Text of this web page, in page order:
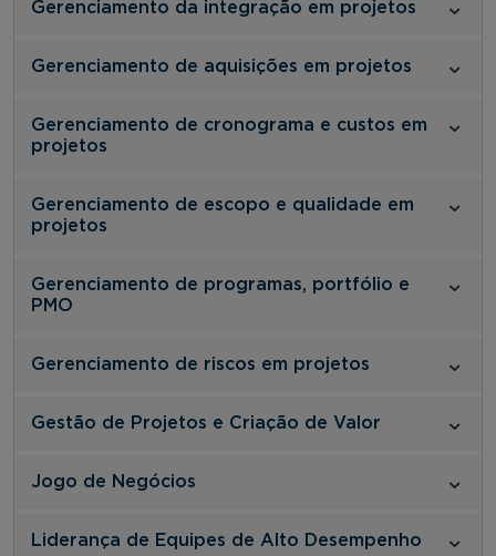
Gerenciamento da integração em projetos
Gerenciamento de aquisições em projetos
Gerenciamento de cronograma e custos em
projetos
Gerenciamento de escopo e qualidade em
projetos
Gerenciamento de programas, portfólio e
PMO
Gerenciamento de riscos em projetos
Gestão de Projetos e Criação de Valor
Jogo de Negócios
Liderança de Equipes de Alto Desempenho